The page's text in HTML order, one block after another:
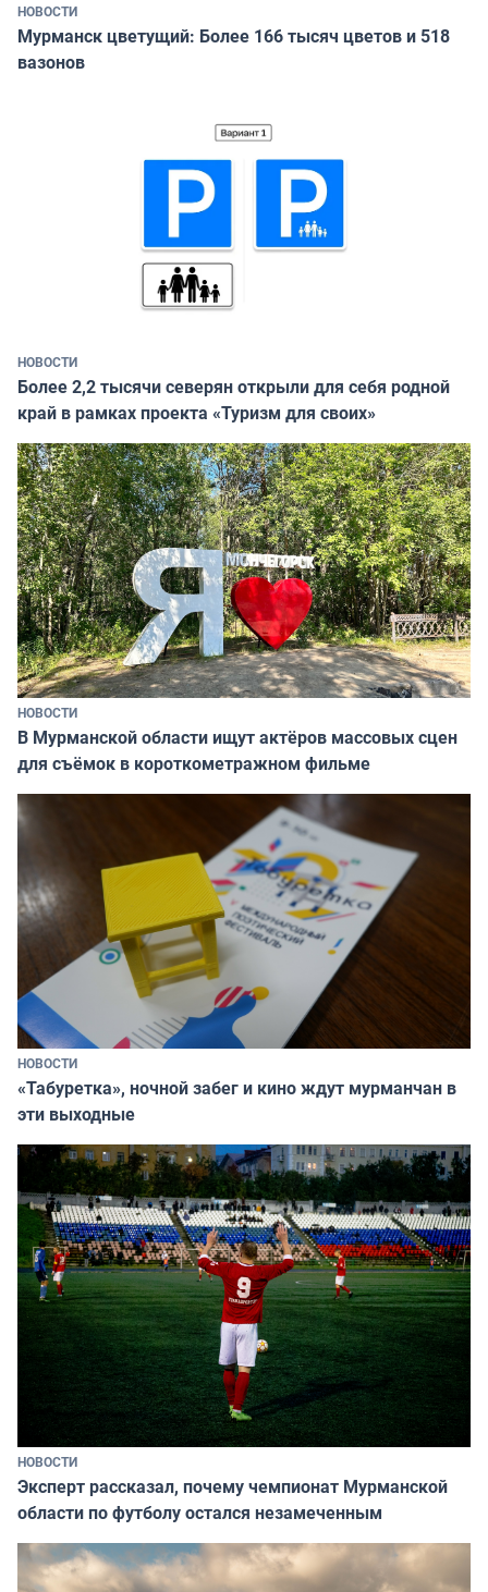
НОВОСТИ
Мурманск цветущий: Более 166 тысяч цветов и 518
вазонов
НОВОСТИ
Более 2,2 тысячи северян открыли для себя родной
край в рамках проекта «Туризм для своих»
НОВОСТИ
В Мурманской области ищут актёров массовых сцен
для съёмок в короткометражном фильме
НОВОСТИ
«Табуретка», ночной забег и кино ждут мурманчан в
эти выходные
НОВОСТИ
Эксперт рассказал, почему чемпионат Мурманской
области по футболу остался незамеченным